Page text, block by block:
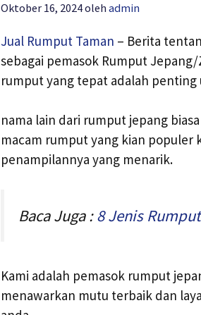
Oktober 16, 2024oleh admin
Jual Rumput Taman – Berita
sebagai pemasok Rumput
rumput yang tepat adalah
nama lain dari rumput jepang
macam rumput yang kian populer
penampilannya yang menarik.
Baca Juga :8 Jenis
Kami adalah pemasok rumput
menawarkan mutu terbaik dan